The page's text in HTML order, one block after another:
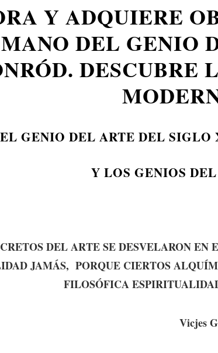
Y ADQUIERE
DEL GENIO
DESCUBRE
EL GENIO DEL ARTE DEL SIGLO
Y LOS GENIOS
DEL ARTE SE DESVELARON EN
JAMÁS, PORQUE CIERTOS
FILOSÓFICA
Vicjes